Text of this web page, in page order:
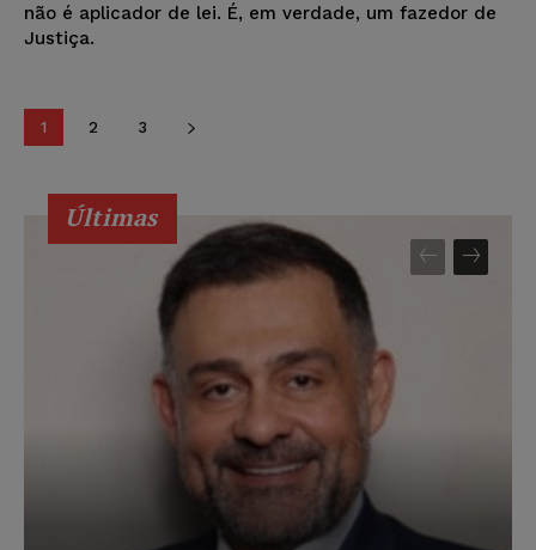
não é aplicador de lei. É, em verdade, um fazedor de
Justiça.
1 2 3
Últimas